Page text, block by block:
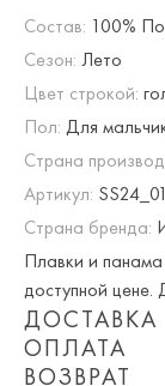
Состав: 100%
Сезон: Лето
Цвет строкой:
Пол: Для
Страна
Артикул:
Страна бренда:
Плавки и
доступной цене.
ДОСТАВКА
Опция
ОПЛАТА
ВОЗВРАТ